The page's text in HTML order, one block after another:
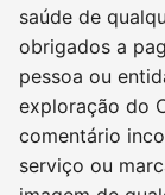
saúde de
obrigados a
pessoa ou
exploração do
comentário
serviço ou